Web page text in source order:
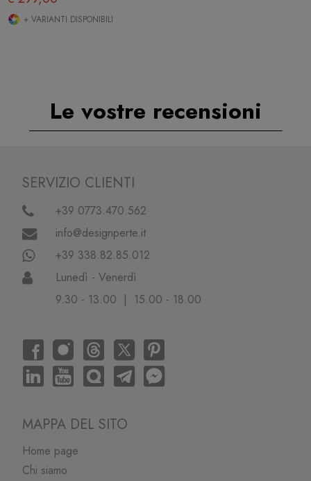
+ VARIANTI DISPONIBILI
Le vostre recensioni
SERVIZIO CLIENTI
+39 0773.470.562
info@designperte.it
+39 338.82.85.012
Lunedì - Venerdì
9.30 - 13.00 | 15.00 - 18.00
MAPPA DEL SITO
Home page
Chi siamo